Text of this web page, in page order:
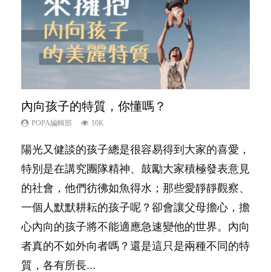
內向孩子的特質，你懂嗎？
POPA編輯部 10K
陽光又健談的孩子總是很容易得到大家的喜愛，
特別是在講究團隊精神、鼓勵大家積極發表意見
的社會，他們彷彿如魚得水；那些愛靜靜觀察、
一個人默默耕耘的孩子呢？卻會讓父母擔心，擔
心內向的孩子將不能適應急速變他的世界。內向
者真的不如外向者嗎？還是這只是兩種不同的特
質，各有所長...
想孩子學好外語，點做好？
POPA編輯部 9.9K
有人話學多種語言越早開始越好，有人卻說一時
間太多語言，會令孩子感到混淆，到底誰是誰
非？聽聽專家怎樣說，解開語言學習的迷思～...
夫妻必看！經營婚姻，沒捷徑
POPA編輯部 22.9K
你是不是也曾經以為只要跟相愛的人結婚，就自
然能走到白頭，但生了孩子卻發現事情不如你所
料？ 經營婚姻，不如我們想像的簡單，卻也不
是大家說得那麼難。一起來認識婚姻的真相！...
孩子能力天注定？
POPA編輯部 7.9K
很多父母都希望孩子係個「叻仔叻女」，學業別
太差，日常自理井井有條。這樣的孩子是萬中無
一，還是魚與熊掌，不能兼得？...
愛孩子也別忘了愛自己，父母如何關顧自
己的身心靈？
照顧孩子衣食住行、陪同兒女應對功課測驗，還
要陪玩製造親子時間，尚要處理家中雜項要
務……當父母的，有千百個任務要做。可惜，有
一樣重要至極的，總被遺漏——關注自己的情緒
和心理健康。...